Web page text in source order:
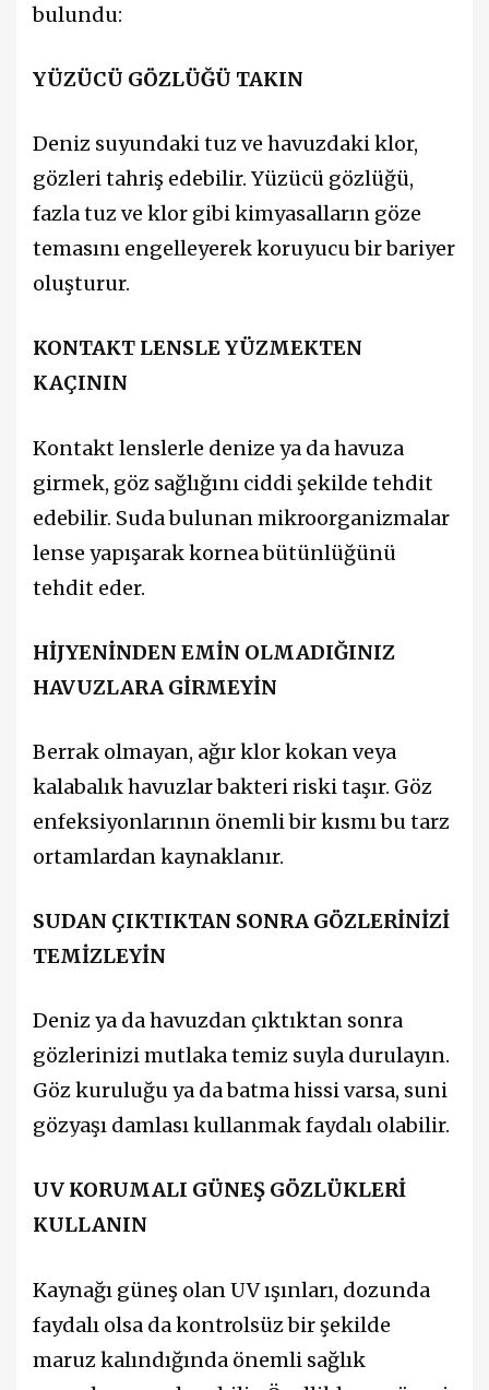
bulundu:
YÜZÜCÜ GÖZLÜĞÜ TAKIN
Deniz suyundaki tuz ve havuzdaki klor,
gözleri tahriş edebilir. Yüzücü gözlüğü,
fazla tuz ve klor gibi kimyasalların göze
temasını engelleyerek koruyucu bir bariyer
oluşturur.
KONTAKT LENSLE YÜZMEKTEN
KAÇININ
Kontakt lenslerle denize ya da havuza
girmek, göz sağlığını ciddi şekilde tehdit
edebilir. Suda bulunan mikroorganizmalar
lense yapışarak kornea bütünlüğünü
tehdit eder.
HİJYENİNDEN EMİN OLMADIĞINIZ
HAVUZLARA GİRMEYİN
Berrak olmayan, ağır klor kokan veya
kalabalık havuzlar bakteri riski taşır. Göz
enfeksiyonlarının önemli bir kısmı bu tarz
ortamlardan kaynaklanır.
SUDAN ÇIKTIKTAN SONRA GÖZLERİNİZİ
TEMİZLEYİN
Deniz ya da havuzdan çıktıktan sonra
gözlerinizi mutlaka temiz suyla durulayın.
Göz kuruluğu ya da batma hissi varsa, suni
gözyaşı damlası kullanmak faydalı olabilir.
UV KORUMALI GÜNEŞ GÖZLÜKLERİ
KULLANIN
Kaynağı güneş olan UV ışınları, dozunda
faydalı olsa da kontrolsüz bir şekilde
maruz kalındığında önemli sağlık